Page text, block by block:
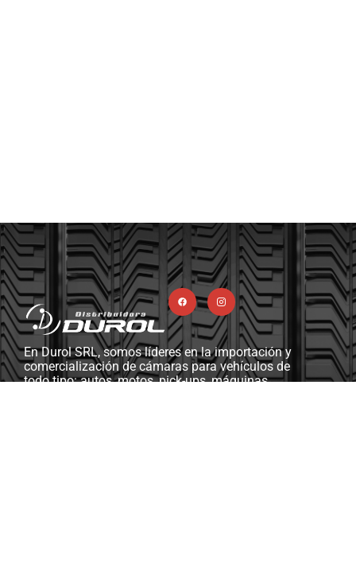
En Durol SRL, somos líderes en la importación y
comercialización de cámaras para vehículos de
todo tipo: autos, motos, pick-ups, máquinas